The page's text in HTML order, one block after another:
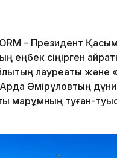
– Президент
еңбек сіңірген
лауреаты және
Әмірқұловтың
марқұмның туған-